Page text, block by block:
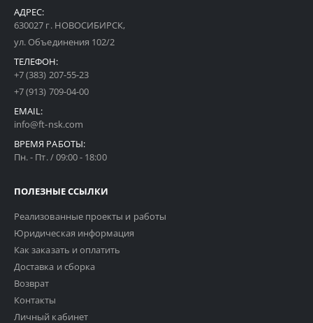
АДРЕС:
630027 г. НОВОСИБИРСК,
ул. Объединения 102/2
ТЕЛЕФОН:
+7 (383) 207-55-23
+7 (913) 709-04-00
EMAIL:
info@ft-nsk.com
ВРЕМЯ РАБОТЫ:
Пн. - Пт. / 09:00 - 18:00
ПОЛЕЗНЫЕ ССЫЛКИ
Реализованные проекты и работы
Юридическая информация
Как заказать и оплатить
Доставка и сборка
Возврат
Контакты
Личный кабинет